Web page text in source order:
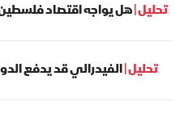
تحليل |هل يواجه اقتصاد
تحليل |الفيدرالي قد يدفع الدولار لـ قمّة 4